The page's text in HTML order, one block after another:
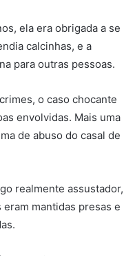
ela era obrigada a se
calcinhas, e a
para outras pessoas.
o caso chocante
envolvidas. Mais uma
de abuso do casal de
realmente assustador,
eram mantidas presas e